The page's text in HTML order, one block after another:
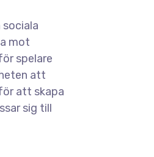
mot
spelare
att
att skapa
sig till